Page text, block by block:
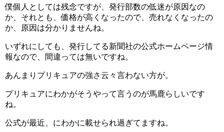
但し初めてのコメントに対しては承認制となっていますの
※承認後から次のコメントはすぐ表示するようになります
他人を不快させるコメントやケンカとなるようなコメント
は 承認できない場合や削除する可能性もあるのでこちらも
ご了承くださいm(__)m
僕個人としては残念ですが、発行部数の低迷が原因なの
か、それとも、価格が高くなったので、売れなくなったの
か、原因は分かりませんね。
いずれにしても、発行してる新聞社の公式ホームページ情
報なので、間違っては無いですね。
あんまりプリキュアの強さ云々言わない方が。
プリキュアにわかがそうやって言うのが馬鹿らしいです
ね。
公式が最近、にわかに載せられ過ぎてますね。